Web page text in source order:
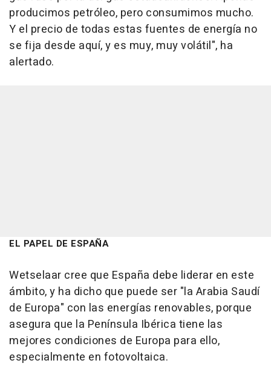
producimos petróleo, pero consumimos mucho.
Y el precio de todas estas fuentes de energía no
se fija desde aquí, y es muy, muy volátil", ha
alertado.
EL PAPEL DE ESPAÑA
Wetselaar cree que España debe liderar en este
ámbito, y ha dicho que puede ser "la Arabia Saudí
de Europa" con las energías renovables, porque
asegura que la Península Ibérica tiene las
mejores condiciones de Europa para ello,
especialmente en fotovoltaica.